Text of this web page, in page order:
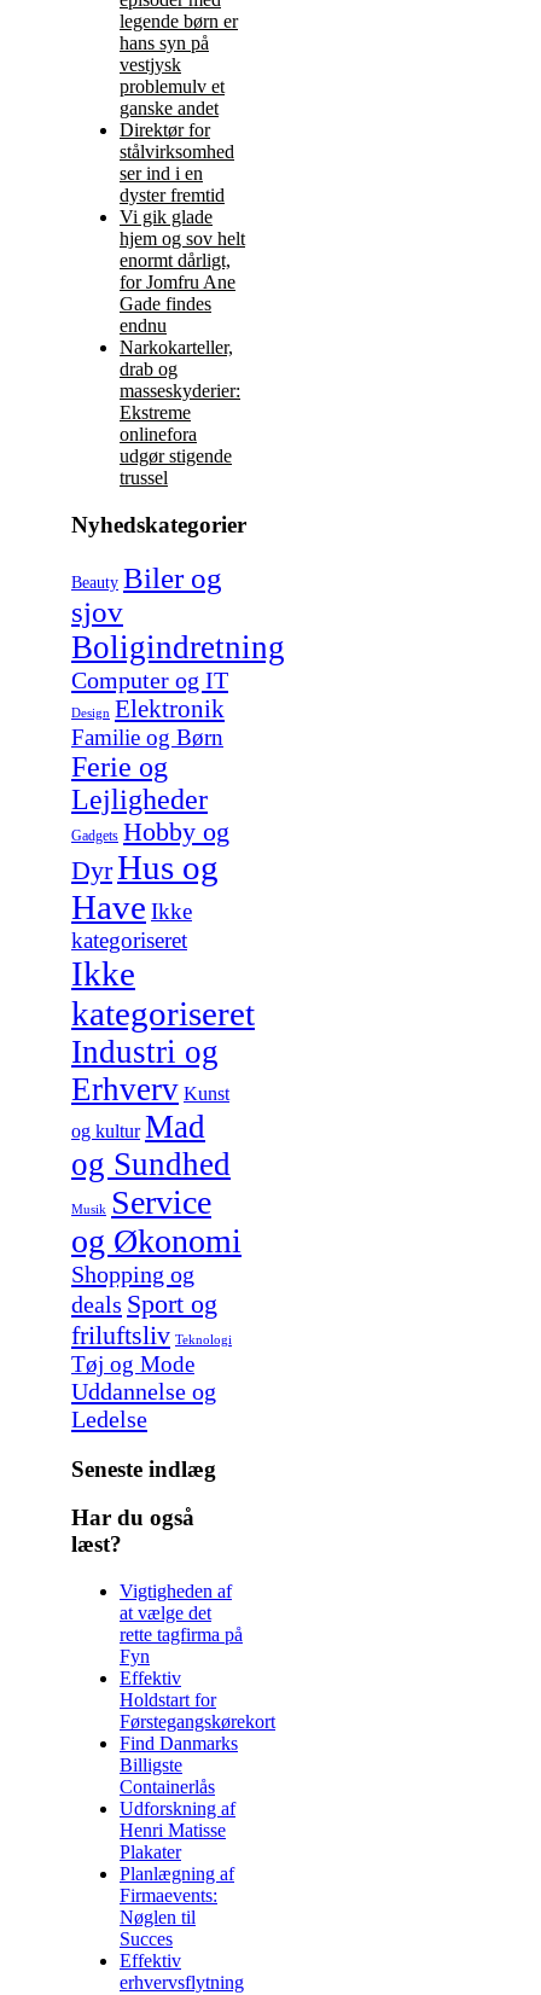
legende børn er
hans syn på
vestjysk
problemulv et
ganske andet
Direktør for
stålvirksomhed
ser ind i en
dyster fremtid
Vi gik glade
hjem og sov helt
enormt dårligt,
for Jomfru Ane
Gade findes
endnu
Narkokarteller,
drab og
masseskyderier:
Ekstreme
onlinefora
udgør stigende
trussel
Nyhedskategorier
Beauty Biler og
sjov
Boligindretning
Computer og IT
Design Elektronik
Familie og Børn
Ferie og
Lejligheder
Gadgets Hobby og
DyrHus og
Have Ikke
kategoriseret
Ikke
kategoriseret
Industri og
Erhverv Kunst
og kultur Mad
og Sundhed
Musik Service
og Økonomi
Shopping og
deals Sport og
friluftsliv Teknologi
Tøj og Mode
Uddannelse og
Ledelse
Seneste indlæg
Har du også
læst?
Vigtigheden af
at vælge det
rette tagfirma på
Fyn
Effektiv
Holdstart for
Førstegangskørekort
Find Danmarks
Billigste
Containerlås
Udforskning af
Henri Matisse
Plakater
Planlægning af
Firmaevents:
Nøglen til
Succes
Effektiv
erhvervsflytning